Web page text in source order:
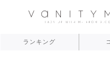
ランキング